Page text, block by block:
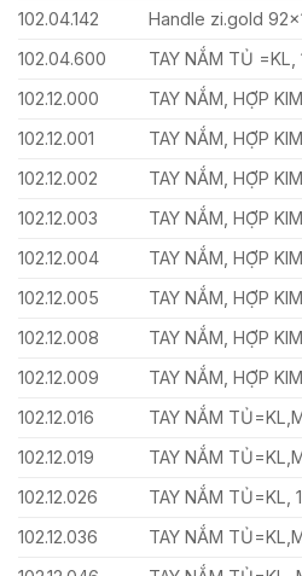
102.04.142
Handle zi.gold
102.04.600
TAY NẮM TỦ
102.12.000
TAY NẮM, HỢP
102.12.001
TAY NẮM, HỢP
102.12.002
TAY NẮM, HỢP
102.12.003
TAY NẮM, HỢP
102.12.004
TAY NẮM, HỢP
102.12.005
TAY NẮM, HỢP
102.12.008
TAY NẮM, HỢP
102.12.009
TAY NẮM, HỢP
102.12.016
TAY NẮM
102.12.019
TAY NẮM
102.12.026
TAY NẮM TỦ=KL,
102.12.036
TAY NẮM